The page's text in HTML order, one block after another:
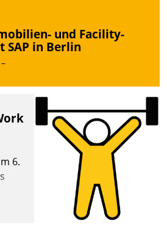
und Facility-
SAP in Berlin
–
6.